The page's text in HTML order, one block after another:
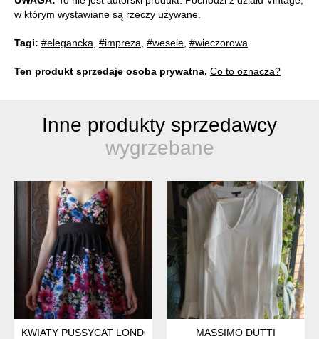
w którym wystawiane są rzeczy używane.
Tagi: #elegancka #impreza #wesele #wieczorowa
Ten produkt sprzedaje osoba prywatna. Co to oznacza?
Inne produkty sprzedawcy
wygrzebane
KWIATY PUSSYCAT LONDON
MASSIMO DUTTI